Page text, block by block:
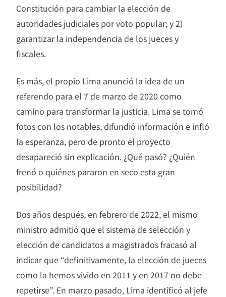
Constitución para cambiar la elección de
autoridades judiciales por voto popular; y 2)
garantizar la independencia de los jueces y
fiscales.
Es más, el propio Lima anunció la idea de un
referendo para el 7 de marzo de 2020 como
camino para transformar la justicia. Lima se tomó
fotos con los notables, difundió información e infló
la esperanza, pero de pronto el proyecto
desapareció sin explicación. ¿Qué pasó? ¿Quién
frenó o quiénes pararon en seco esta gran
posibilidad?
Dos años después, en febrero de 2022, el mismo
ministro admitió que el sistema de selección y
elección de candidatos a magistrados fracasó al
indicar que “definitivamente, la elección de jueces
como la hemos vivido en 2011 y en 2017 no debe
repetirse”. En marzo pasado, Lima identificó al jefe